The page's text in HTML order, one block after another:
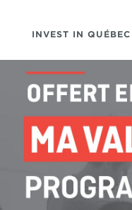
INVEST IN